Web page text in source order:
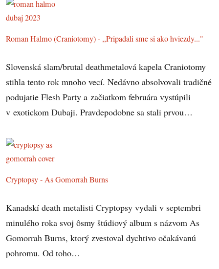
Roman Halmo (Craniotomy) - ,,Pripadali sme si ako hviezdy..."
Slovenská slam/brutal deathmetalová kapela Craniotomy
stihla tento rok mnoho vecí. Nedávno absolvovali tradičné
podujatie Flesh Party a začiatkom februára vystúpili
v exotickom Dubaji. Pravdepodobne sa stali prvou…
Cryptopsy - As Gomorrah Burns
Kanadskí death metalisti Cryptopsy vydali v septembri
minulého roka svoj ôsmy štúdiový album s názvom As
Gomorrah Burns, ktorý zvestoval dychtivo očakávanú
pohromu. Od toho…